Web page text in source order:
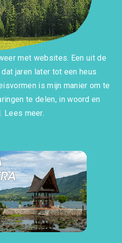
met websites. Een uit de
jaren later tot een heus
is mijn manier om te
te delen, in woord en
Lees meer.